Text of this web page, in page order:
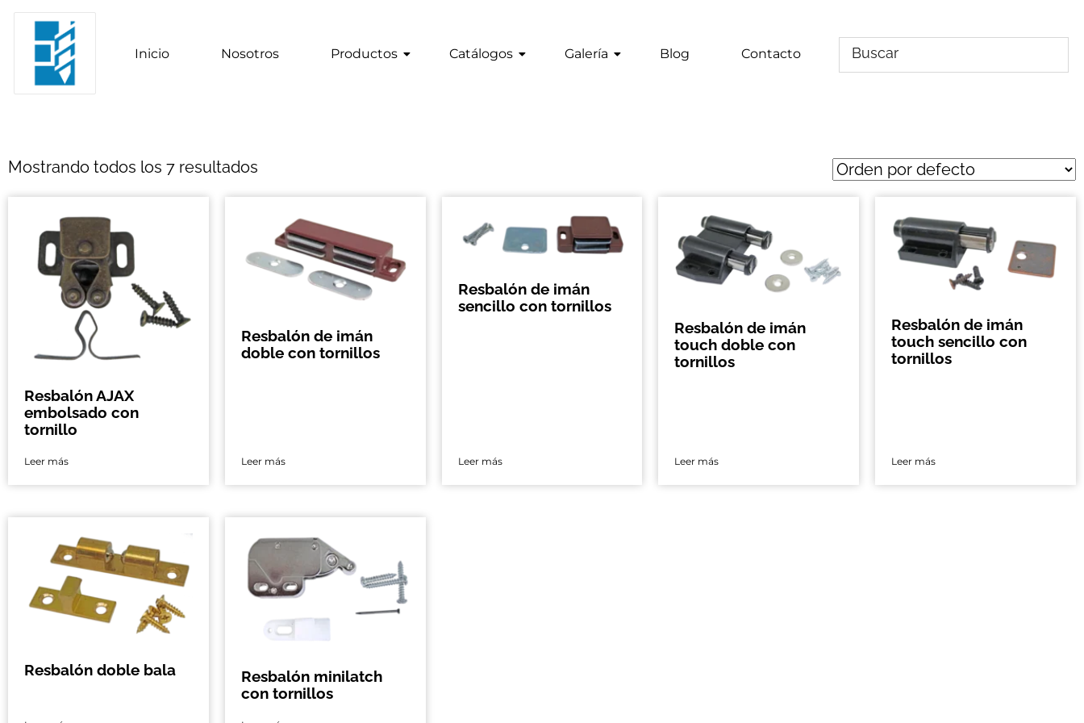
Inicio Nosotros Productos Catálogos Galería Blog Contacto
Mostrando todos los 7 resultados
Resbalón AJAX
embolsado con
tornillo
Leer más
Resbalón de imán
doble con tornillos
Leer más
Resbalón de imán
sencillo con tornillos
Leer más
Resbalón de imán
touch doble con
tornillos
Leer más
Resbalón de imán
touch sencillo con
tornillos
Leer más
Resbalón doble bala
Resbalón minilatch
con tornillos